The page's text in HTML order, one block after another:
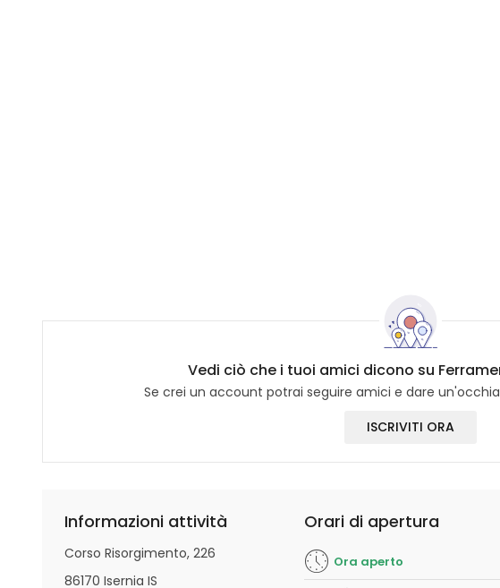
Vedi ciò che i tuoi amici dicono su
Se crei un account potrai seguire amici e dare
ISCRIVITI ORA
Informazioni attività
Corso Risorgimento, 226
86170 Isernia IS
Orari di apertura
Ora aperto